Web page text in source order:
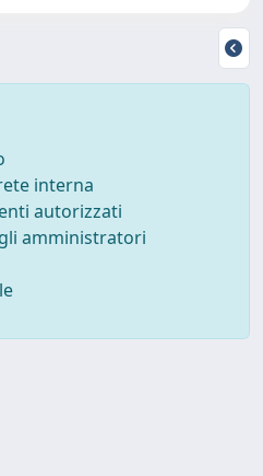
interna
autorizzati
amministratori